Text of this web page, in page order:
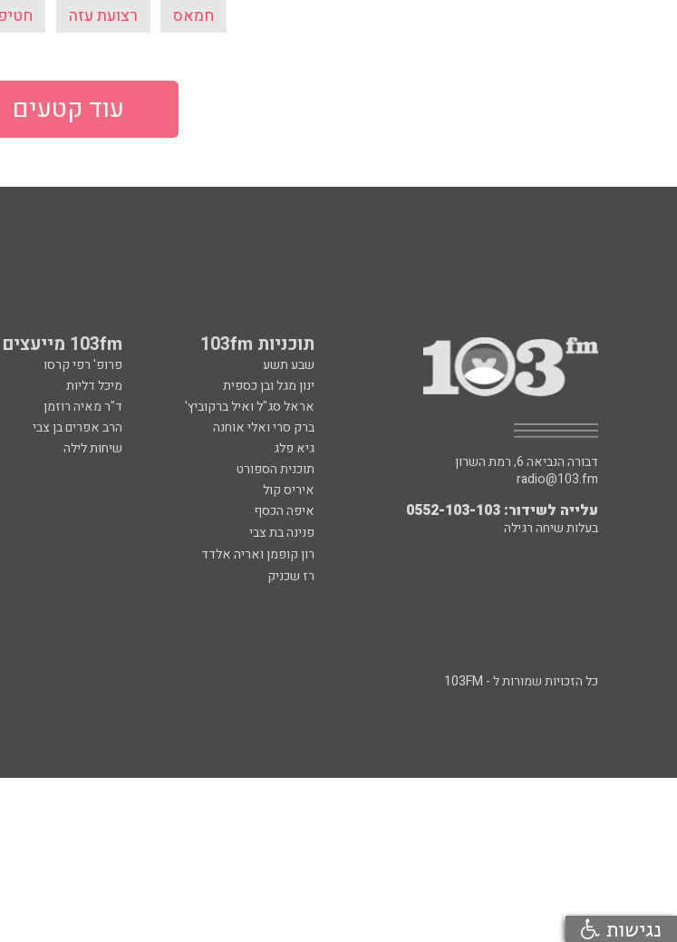
חמאס רצועת עזה
עוד קטעים
תוכניות 103fm 103fm מייעצים
שבע תשע פרופ' רפי קרסו
ינון מגל ובן כספית
מיכל דליות
אראל סג"ל ואיל ברקוביץ'
ד"ר מאיה רוזמן
ברק סרי ואלי אוחנה
הרב אפרים בן צבי
גיא פלג
שיחות לילה
תוכנית הספורט
איריס קול
איפה הכסף
פנינה בת צבי
רון קופמן ואריה אלדד
רז שכניק
דבורה הנביאה 6, רמת השרון
radio@103.fm
עלייה לשידור: 0552-103-103
בעלות שיחה רגילה
כל הזכויות שמורות ל - 103FM
נגישות